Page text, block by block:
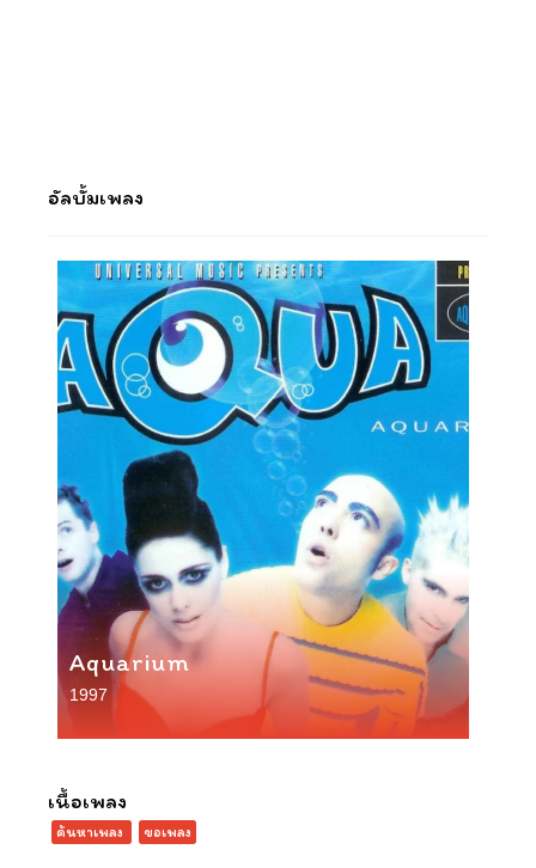
อัลบั้มเพลง
Aquarium
1997
เนื้อเพลง
ค้นหาเพลง ขอเพลง